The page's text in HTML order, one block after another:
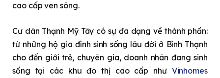
cao cấp ven sông.
Cư dân Thạnh Mỹ Tây có sự đa dạng về thành phần:
từ những hộ gia đình sinh sống lâu đời ở Bình Thạnh
cho đến giới trẻ, chuyên gia, doanh nhân đang sinh
sống tại các khu đô thị cao cấp như Vinhomes